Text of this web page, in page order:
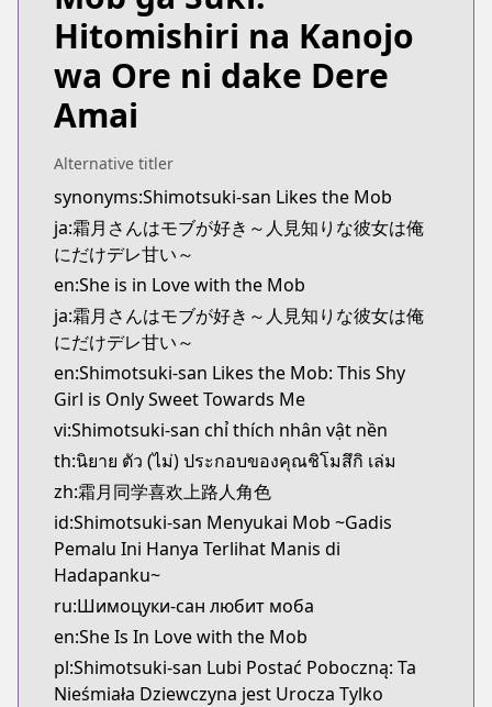
https://comicride.jp/series/b375235835e02?s=1
Kitsu
https://kitsu.app/manga/shimotsuki-san-wa-mob-
CDJapan
https://www.anime-planet.com/manga/https://
MangaUpdates
MangaUpdates
https://www.mangaupdates.com/
novelUpdates
novelUpdates
https://www.novelupdates.com/series/
Book☆Walker
Book☆Walker
https://bookwalker.jp/series/418920/list
Hitomishiri na Kanojo
wa Ore ni dake Dere
Amai
Alternative titler
synonyms:Shimotsuki-san Likes the Mob
ja:霜月さんはモブが好き～人見知りな彼女は俺
にだけデレ甘い～
en:She is in Love with the Mob
ja:霜月さんはモブが好き～人見知りな彼女は俺
にだけデレ甘い～
en:Shimotsuki-san Likes the Mob: This Shy
Girl is Only Sweet Towards Me
vi:Shimotsuki-san chỉ thích nhân vật nền
th:นิยาย ตัว (ไม่) ประกอบของคุณชิโมสึกิ เล่ม
zh:霜月同学喜欢上路人角色
id:Shimotsuki-san Menyukai Mob ~Gadis
Pemalu Ini Hanya Terlihat Manis di
Hadapanku~
ru:Шимоцуки-сан любит моба
en:She Is In Love with the Mob
pl:Shimotsuki-san Lubi Postać Poboczną: Ta
Nieśmiała Dziewczyna jest Urocza Tylko